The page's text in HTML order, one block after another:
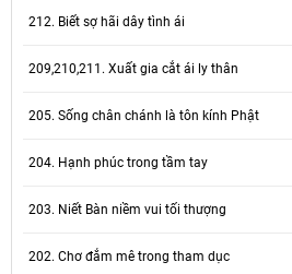
212. Biết sợ hãi dây tình ái
209,210,211. Xuất gia cắt ái ly thân
205. Sống chân chánh là tôn kính Phật
204. Hạnh phúc trong tầm tay
203. Niết Bàn niềm vui tối thượng
202. Chơ đắm mê trong tham dục